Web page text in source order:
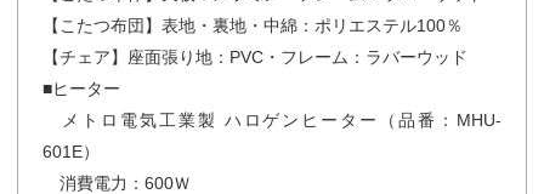
【こたつ布団】表地・裏地・中綿：ポリエステル100％
【チェア】座面張り地：PVC・フレーム：ラバーウッド
■ヒーター
メトロ電気工業製 ハロゲンヒーター（品番：MHU-
601E）
消費電力：600Ｗ